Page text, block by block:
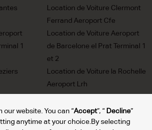
our website. You can “Accept”, “ Decline”
anytime at your choice.By selecting
Location de Voiture Clermont
Ferrand Aeroport Cfe
1
Location de Voiture Aeroport
de Barcelone el Prat Terminal 1
et 2
Location de Voiture la Rochelle
Aeroport Lrh
Aeroport Nce
Location de Voiture Nimes